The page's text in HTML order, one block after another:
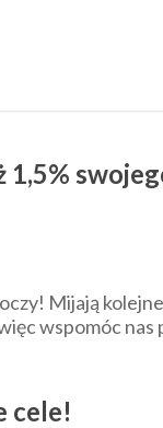
1,5%
Mijają
wspomóc
cele!